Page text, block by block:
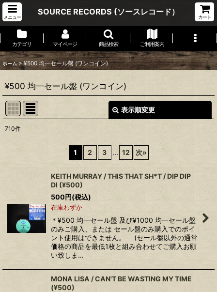
メニュー
SOURCE RECORDS (ソースレコード）
カート
カテゴリ マイページ 商品検索 ご利用案内
ホーム > ¥500 均一セール盤 (ワンコイン)
¥500 均一セール盤 (ワンコイン)
表示順変更
710件
1 2 3 ... 12 次»
KEITH MURRAY / THIS THAT SH*T / DIP DIP
DI (¥500)
500円(税込)
在庫わずか
＊¥500 均一セール盤 及び¥1000 均一セール盤
のみご購入、または セール盤のみ購入でのポイ
ント使用はできません。 (セール盤以外の通常
価格の商品を最低1枚と組み合わせてご購入お願
い致しま…
MONA LISA / CAN'T BE WASTING MY TIME
(¥500)